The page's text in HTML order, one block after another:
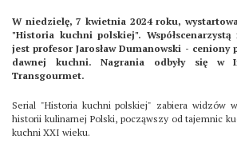
W niedzielę, 7 kwietnia 2024 roku,
"Historia kuchni polskiej".
jest profesor Jarosław Dumanowski - ceniony
dawnej kuchni. Nagrania odbyły się w
Transgourmet.
Serial "Historia kuchni polskiej" zabiera widzów
historii kulinarnej Polski, począwszy od tajemnic
kuchni XXI wieku.